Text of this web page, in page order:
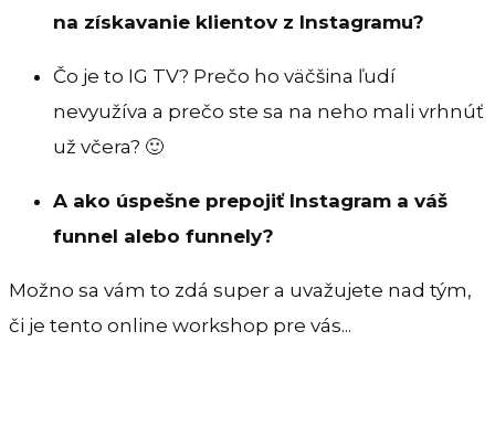
na získavanie klientov z Instagramu?
Čo je to IG TV? Prečo ho väčšina ľudí
nevyužíva a prečo ste sa na neho mali vrhnúť
už včera? 🙂
A ako úspešne prepojiť Instagram a váš
funnel alebo funnely?
Možno sa vám to zdá super a uvažujete nad tým,
či je tento online workshop pre vás...